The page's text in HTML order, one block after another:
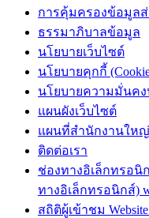
การคุ้มครองข้อมูล
ธรรมาภิบาลข้อมูล
นโยบายเว็บไซต์
นโยบายคุกกี้
นโยบายความมั่นคง
แผนผังเว็บไซต์
แผนที่สำนักงานใหญ่
ติดต่อเรา
ช่องทางอิเล็กทรอนิ
ทางอิเล็กทรอนิกส์)
สถิติผู้เข้าชม